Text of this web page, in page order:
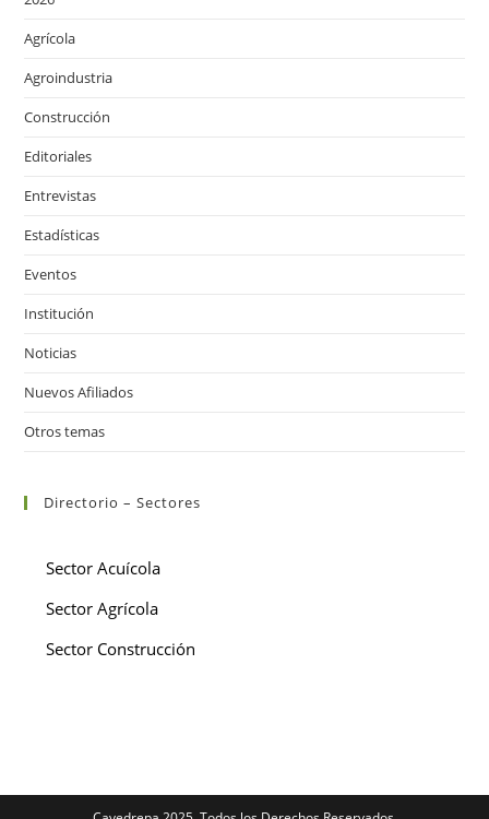
Agrícola
Agroindustria
Construcción
Editoriales
Entrevistas
Estadísticas
Eventos
Institución
Noticias
Nuevos Afiliados
Otros temas
Directorio – Sectores
Sector Acuícola
Sector Agrícola
Sector Construcción